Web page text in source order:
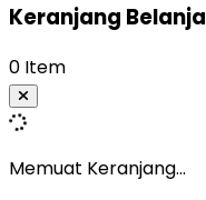
Keranjang Belanja
0 Item
Memuat Keranjang...